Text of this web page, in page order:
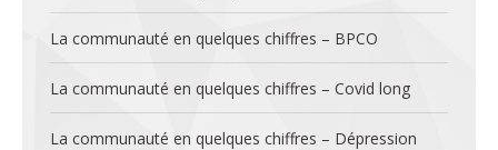
La communauté en quelques chiffres – BPCO
La communauté en quelques chiffres – Covid long
La communauté en quelques chiffres – Dépression